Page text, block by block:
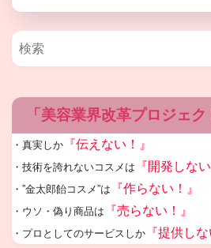
「美容業界改革プロジェ
・真実しか 『伝えない！』
・技術を誇れないコスメは 『開発しない
・”金太郎飴コスメ”は 『作らない！』
・ウソ・偽り商品は 『売らない！』
・プロとしてのサービスしか 『提供しな